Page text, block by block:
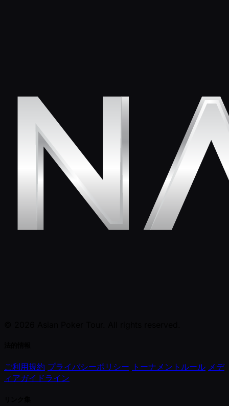
ご利用規約 プライバシーポリシー トーナメントルール メデ
ィアガイドライン